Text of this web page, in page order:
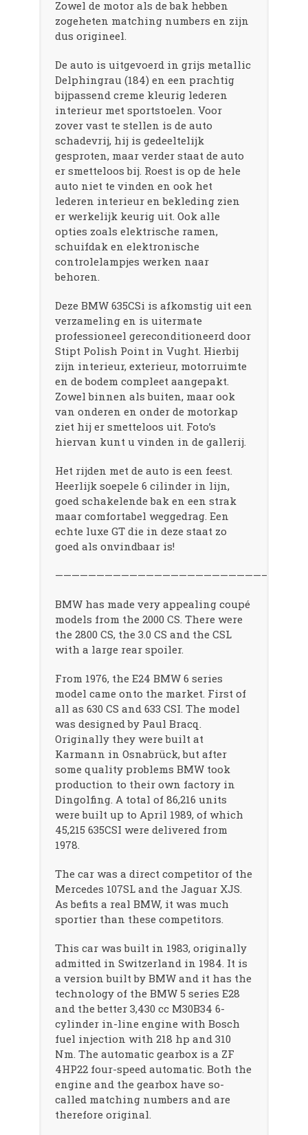
Zowel de motor als de bak hebben
zogeheten matching numbers en zijn
dus origineel.
De auto is uitgevoerd in grijs metallic
Delphingrau (184) en een prachtig
bijpassend creme kleurig lederen
interieur met sportstoelen. Voor
zover vast te stellen is de auto
schadevrij, hij is gedeeltelijk
gesproten, maar verder staat de auto
er smetteloos bij. Roest is op de hele
auto niet te vinden en ook het
lederen interieur en bekleding zien
er werkelijk keurig uit. Ook alle
opties zoals elektrische ramen,
schuifdak en elektronische
controlelampjes werken naar
behoren.
Deze BMW 635CSi is afkomstig uit een
verzameling en is uitermate
professioneel gereconditioneerd door
Stipt Polish Point in Vught. Hierbij
zijn interieur, exterieur, motorruimte
en de bodem compleet aangepakt.
Zowel binnen als buiten, maar ook
van onderen en onder de motorkap
ziet hij er smetteloos uit. Foto’s
hiervan kunt u vinden in de gallerij.
Het rijden met de auto is een feest.
Heerlijk soepele 6 cilinder in lijn,
goed schakelende bak en een strak
maar comfortabel weggedrag. Een
echte luxe GT die in deze staat zo
goed als onvindbaar is!
BMW has made very appealing coupé
models from the 2000 CS. There were
the 2800 CS, the 3.0 CS and the CSL
with a large rear spoiler.
From 1976, the E24 BMW 6 series
model came onto the market. First of
all as 630 CS and 633 CSI. The model
was designed by Paul Bracq.
Originally they were built at
Karmann in Osnabrück, but after
some quality problems BMW took
production to their own factory in
Dingolfing. A total of 86,216 units
were built up to April 1989, of which
45,215 635CSI were delivered from
1978.
The car was a direct competitor of the
Mercedes 107SL and the Jaguar XJS.
As befits a real BMW, it was much
sportier than these competitors.
This car was built in 1983, originally
admitted in Switzerland in 1984. It is
a version built by BMW and it has the
technology of the BMW 5 series E28
and the better 3,430 cc M30B34 6-
cylinder in-line engine with Bosch
fuel injection with 218 hp and 310
Nm. The automatic gearbox is a ZF
4HP22 four-speed automatic. Both the
engine and the gearbox have so-
called matching numbers and are
therefore original.